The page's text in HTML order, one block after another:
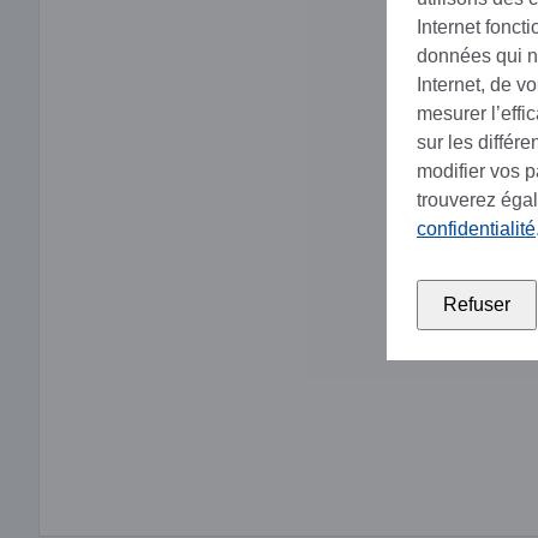
Internet
données qui
Internet, de
mesurer
sur les
modifier vos
trouverez
confidentialité.
Refuser